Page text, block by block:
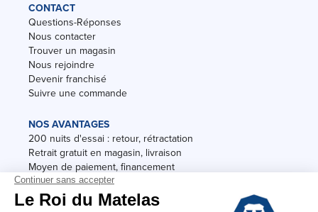
CONTACT
Questions-Réponses
Nous contacter
Trouver un magasin
Nous rejoindre
Devenir franchisé
Suivre une commande
NOS AVANTAGES
200 nuits d'essai : retour, rétractation
Retrait gratuit en magasin, livraison
Moyen de paiement, financement
Garantie